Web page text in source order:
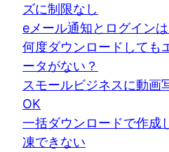
ズに制限なし
eメール通知とログイン
何度ダウンロードしても
ータがない？
スモールビジネスに動画
OK
一括ダウンロードで作成
凍できない